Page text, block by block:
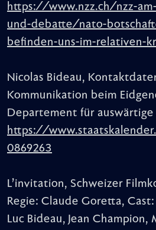
https://www.nzz.ch/nzz-
und-debatte/nato-
befinden-uns-im-relativen-
Nicolas Bideau,
Kommunikation beim
Departement für
https://
0869263
L’invitation, Schweizer
Regie: Claude Goretta,
Luc Bideau, Jean Champion,